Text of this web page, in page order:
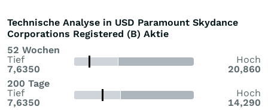
Technische Analyse in USD Paramount Skydance
Corporations Registered (B) Aktie
52 Wochen
Tief
7,6350
Hoch
20,860
200 Tage
Tief
7,6350
Hoch
14,290